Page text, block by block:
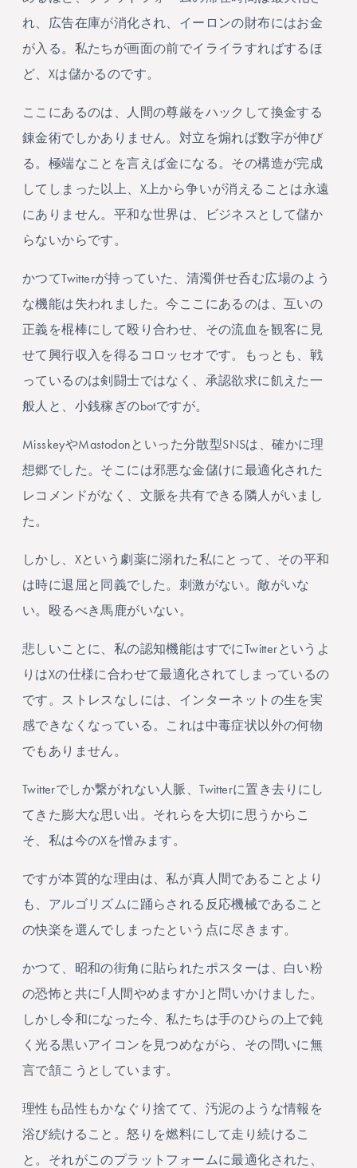
れ、広告在庫が消化され、イーロンの財布にはお金
が入る。私たちが画面の前でイライラすればするほ
ど、Xは儲かるのです。
ここにあるのは、人間の尊厳をハックして換金する
錬金術でしかありません。対立を煽れば数字が伸び
る。極端なことを言えば金になる。その構造が完成
してしまった以上、X上から争いが消えることは永遠
にありません。平和な世界は、ビジネスとして儲か
らないからです。
かつてTwitterが持っていた、清濁併せ呑む広場のよう
な機能は失われました。今ここにあるのは、互いの
正義を棍棒にして殴り合わせ、その流血を観客に見
せて興行収入を得るコロッセオです。もっとも、戦
っているのは剣闘士ではなく、承認欲求に飢えた一
般人と、小銭稼ぎのbotですが。
MisskeyやMastodonといった分散型SNSは、確かに理
想郷でした。そこには邪悪な金儲けに最適化された
レコメンドがなく、文脈を共有できる隣人がいまし
た。
しかし、Xという劇薬に溺れた私にとって、その平和
は時に退屈と同義でした。刺激がない。敵がいな
い。殴るべき馬鹿がいない。
悲しいことに、私の認知機能はすでにTwitterというよ
りはXの仕様に合わせて最適化されてしまっているの
です。ストレスなしには、インターネットの生を実
感できなくなっている。これは中毒症状以外の何物
でもありません。
Twitterでしか繋がれない人脈、Twitterに置き去りにし
てきた膨大な思い出。それらを大切に思うからこ
そ、私は今のXを憎みます。
ですが本質的な理由は、私が真人間であることより
も、アルゴリズムに踊らされる反応機械であること
の快楽を選んでしまったという点に尽きます。
かつて、昭和の街角に貼られたポスターは、白い粉
の恐怖と共に｢人間やめますか｣と問いかけました。
しかし令和になった今、私たちは手のひらの上で鈍
く光る黒いアイコンを見つめながら、その問いに無
言で頷こうとしています。
理性も品性もかなぐり捨てて、汚泥のような情報を
浴び続けること。怒りを燃料にして走り続けるこ
と。それがこのプラットフォームに最適化された、